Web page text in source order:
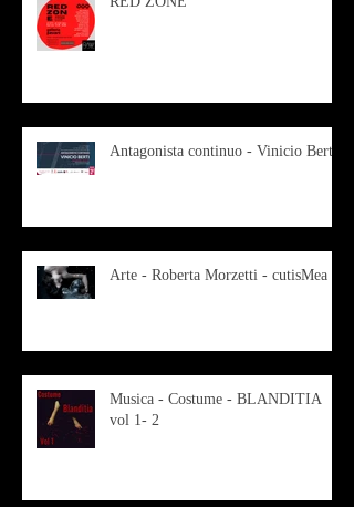
Antagonista continuo - Vinicio Berti
Arte - Roberta Morzetti - cutisMea
Musica - Costume - BLANDITIA
vol 1- 2